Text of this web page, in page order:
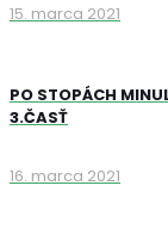
15. marca 2021
PO STOPÁCH
3.ČASŤ
16. marca 2021